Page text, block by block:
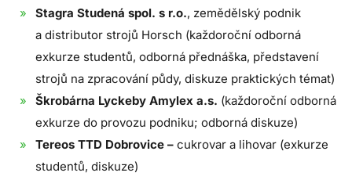
Stagra Studená spol. s r.o., zemědělský podnik
a distributor strojů Horsch (každoroční odborná
exkurze studentů, odborná přednáška, představení
strojů na zpracování půdy, diskuze praktických témat)
Škrobárna Lyckeby Amylex a.s. (každoroční odborná
exkurze do provozu podniku; odborná diskuze)
Tereos TTD Dobrovice – cukrovar a lihovar (exkurze
studentů, diskuze)